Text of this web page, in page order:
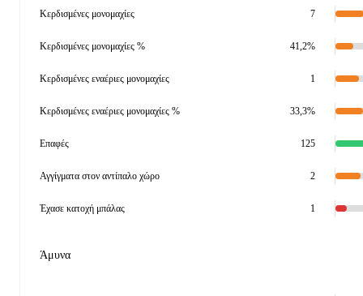
Κερδισμένες μονομαχίες 7
Κερδισμένες μονομαχίες % 41,2%
Κερδισμένες εναέριες μονομαχίες 1
Κερδισμένες εναέριες μονομαχίες % 33,3%
Επαφές 125
Αγγίγματα στον αντίπαλο χώρο 2
Έχασε κατοχή μπάλας 1
Άμυνα